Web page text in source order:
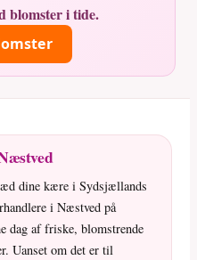
blomster i tide.
dine kære i Sydsjællands
i Næstved på
dag af friske, blomstrende
Uanset om det er til